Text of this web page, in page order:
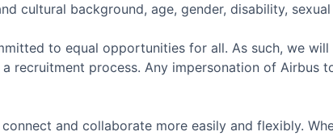
cultural background, age, gender, disability,
to equal opportunities for all. As such, we
recruitment process. Any impersonation of Airbus
and collaborate more easily and flexibly.